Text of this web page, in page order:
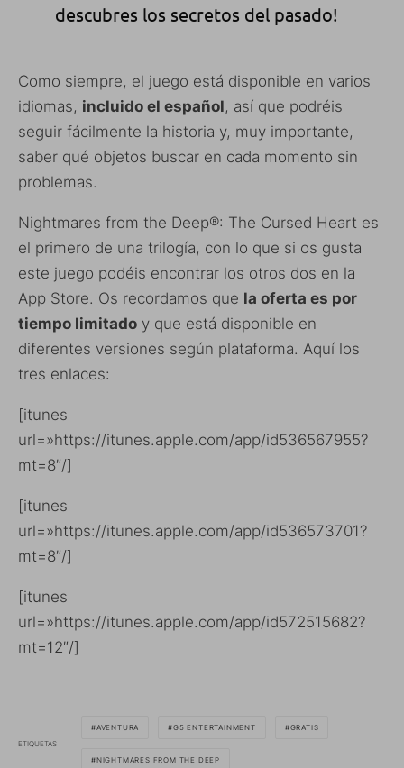
descubres los secretos del pasado!
Como siempre, el juego está disponible en varios
idiomas, incluido el español, así que podréis
seguir fácilmente la historia y, muy importante,
saber qué objetos buscar en cada momento sin
problemas.
Nightmares from the Deep®: The Cursed Heart es
el primero de una trilogía, con lo que si os gusta
este juego podéis encontrar los otros dos en la
App Store. Os recordamos que la oferta es por
tiempo limitado y que está disponible en
diferentes versiones según plataforma. Aquí los
tres enlaces:
[itunes
url=»https://itunes.apple.com/app/id536567955?
mt=8″/]
[itunes
url=»https://itunes.apple.com/app/id536573701?
mt=8″/]
[itunes
url=»https://itunes.apple.com/app/id572515682?
mt=12″/]
ETIQUETAS
AVENTURA G5 ENTERTAINMENT GRATIS
NIGHTMARES FROM THE DEEP